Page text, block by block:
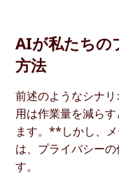
AIが私たちの
方法
前述のようなシナ
用は作業量を減ら
ます。**しかし、
は、プライバシー
す。